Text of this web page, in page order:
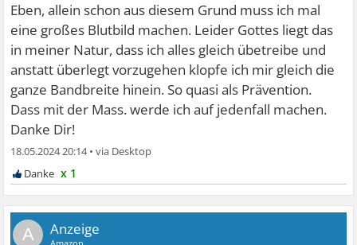
Eben, allein schon aus diesem Grund muss ich mal
eine großes Blutbild machen. Leider Gottes liegt das
in meiner Natur, dass ich alles gleich übetreibe und
anstatt überlegt vorzugehen klopfe ich mir gleich die
ganze Bandbreite hinein. So quasi als Prävention.
Dass mit der Mass. werde ich auf jedenfall machen.
Danke Dir!
18.05.2024 20:14•
x 1
A